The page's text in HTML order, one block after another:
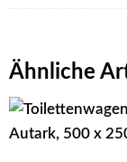
Ähnliche